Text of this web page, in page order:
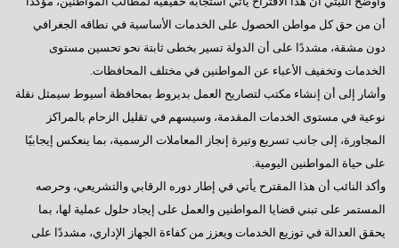
أن من حق كل مواطن الحصول على الخدمات الأساسية في نطاقه الجغرافي
دون مشقة، مشددًا على أن الدولة تسير بخطى ثابتة نحو تحسين مستوى
الخدمات وتخفيف الأعباء عن المواطنين في مختلف المحافظات.
وأشار إلى أن إنشاء مكتب لتصاريح العمل بديروط بمحافظة أسيوط سيمثل نقلة
نوعية في مستوى الخدمات المقدمة، وسيسهم في تقليل الزحام بالمراكز
المجاورة، إلى جانب تسريع وتيرة إنجاز المعاملات الرسمية، بما ينعكس إيجابيًا
على حياة المواطنين اليومية.
وأكد النائب أن هذا المقترح يأتي في إطار دوره الرقابي والتشريعي، وحرصه
المستمر على تبني قضايا المواطنين والعمل على إيجاد حلول عملية لها، بما
يحقق العدالة في توزيع الخدمات ويعزز من كفاءة الجهاز الإداري، مشددًا على